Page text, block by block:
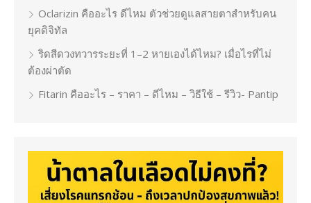
Oclarizin คืออะไร ดีไหม ตัวช่วยดูแลสายตาสำหรับคน
ยุคดิจิทัล
ริดสีดวงทวารระยะที่ 1–2 หายเองได้ไหม? เมื่อไรที่ไม่
ต้องผ่าตัด
Fitarin คืออะไร – ราคา – ดีไหม – วิธีใช้ – รีวิว- Pantip